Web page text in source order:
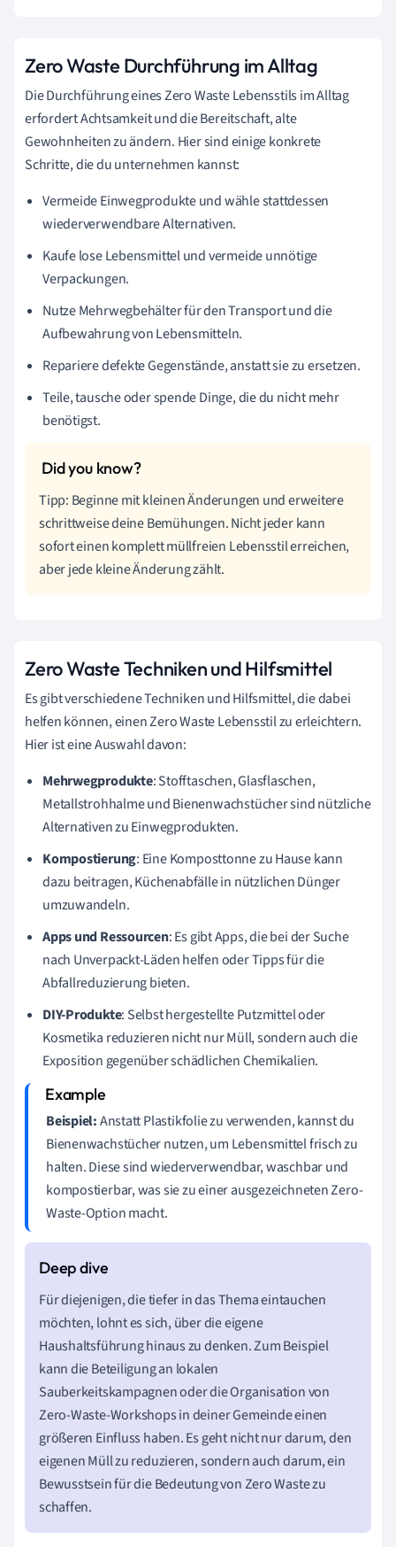
Zero Waste Durchführung im Alltag
Die Durchführung eines Zero Waste Lebensstils im Alltag
erfordert Achtsamkeit und die Bereitschaft, alte
Gewohnheiten zu ändern. Hier sind einige konkrete
Schritte, die du unternehmen kannst:
Vermeide Einwegprodukte und wähle stattdessen
wiederverwendbare Alternativen.
Kaufe lose Lebensmittel und vermeide unnötige
Verpackungen.
Nutze Mehrwegbehälter für den Transport und die
Aufbewahrung von Lebensmitteln.
Repariere defekte Gegenstände, anstatt sie zu ersetzen.
Teile, tausche oder spende Dinge, die du nicht mehr
benötigst.
Tipp: Beginne mit kleinen Änderungen und erweitere
schrittweise deine Bemühungen. Nicht jeder kann
sofort einen komplett müllfreien Lebensstil erreichen,
aber jede kleine Änderung zählt.
Zero Waste Techniken und Hilfsmittel
Es gibt verschiedene Techniken und Hilfsmittel, die dabei
helfen können, einen Zero Waste Lebensstil zu erleichtern.
Hier ist eine Auswahl davon:
Mehrwegprodukte: Stofftaschen, Glasflaschen,
Metallstrohhalme und Bienenwachstücher sind nützliche
Alternativen zu Einwegprodukten.
Kompostierung: Eine Komposttonne zu Hause kann
dazu beitragen, Küchenabfälle in nützlichen Dünger
umzuwandeln.
Apps und Ressourcen: Es gibt Apps, die bei der Suche
nach Unverpackt-Läden helfen oder Tipps für die
Abfallreduzierung bieten.
DIY-Produkte: Selbst hergestellte Putzmittel oder
Kosmetika reduzieren nicht nur Müll, sondern auch die
Exposition gegenüber schädlichen Chemikalien.
Beispiel:Anstatt Plastikfolie zu verwenden, kannst du
Bienenwachstücher nutzen, um Lebensmittel frisch zu
halten. Diese sind wiederverwendbar, waschbar und
kompostierbar, was sie zu einer ausgezeichneten Zero-
Waste-Option macht.
Für diejenigen, die tiefer in das Thema eintauchen
möchten, lohnt es sich, über die eigene
Haushaltsführung hinaus zu denken. Zum Beispiel
kann die Beteiligung an lokalen
Sauberkeitskampagnen oder die Organisation von
Zero-Waste-Workshops in deiner Gemeinde einen
größeren Einfluss haben. Es geht nicht nur darum, den
eigenen Müll zu reduzieren, sondern auch darum, ein
Bewusstsein für die Bedeutung von Zero Waste zu
schaffen.